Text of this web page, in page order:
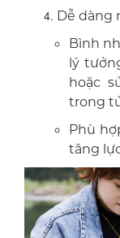
Dễ dàng
Bình
lý
hoặc
trong
Phù
tăng